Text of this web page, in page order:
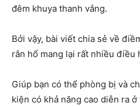
đêm khuya thanh vắng.
Bởi vậy, bài viết chia sẻ về
rắn hổ mang lại rất nhiều điều
Giúp bạn có thể phòng bị và
kiện có khả năng cao diễn ra ở